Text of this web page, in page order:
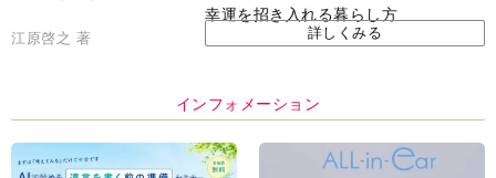
幸運を招き入れる暮らし方
江原啓之 著 詳しくみる
インフォメーション